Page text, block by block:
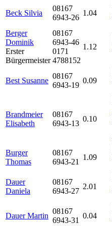
Beck Silvia
08167
6943-26
1.04
Berger
Dominik
Erster
Bürgermeister
08167
6943-46
0171
4788152
1.12
Best Susanne
08167
6943-19
0.09
Brandmeier
Elisabeth
08167
6943-13
0.10
Burger
Thomas
08167
6943-21
1.09
Dauer
Daniela
08167
6943-27
2.01
Dauer Martin
08167
6943-31
0.04